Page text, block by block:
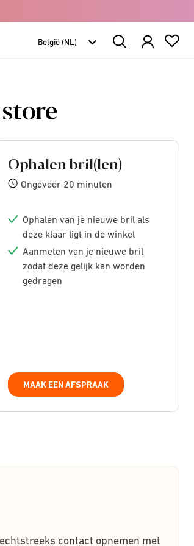
Search
Products
Ophalen bril(len)
Ongeveer 20 minuten
Ophalen van je nieuwe bril als
deze klaar ligt in de winkel
Aanmeten van je nieuwe bril
zodat deze gelijk kan worden
gedragen
MAAK EEN AFSPRAAK
contact opnemen met